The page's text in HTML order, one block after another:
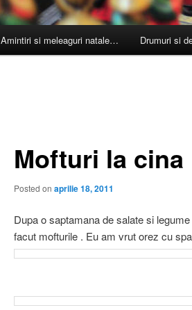
Amintiri si meleaguri natale… Drumuri si
Mofturi la
Posted on aprilie 18, 2011
Dupa o saptamana de salate si
facut mofturile . Eu am vrut orez cu